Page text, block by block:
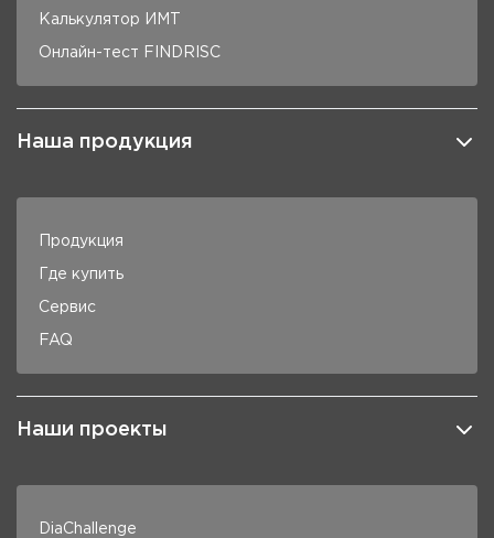
Калькулятор ИМТ
Онлайн-тест FINDRISC
Наша продукция
Продукция
Где купить
Сервис
FAQ
Наши проекты
DiaChallenge